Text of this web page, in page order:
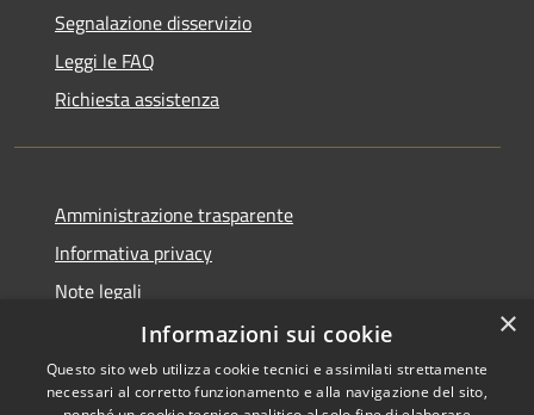
Segnalazione disservizio
Leggi le FAQ
Richiesta assistenza
Amministrazione trasparente
Informativa privacy
Note legali
Dichiarazione di accessibilità
×
Informazioni sui cookie
Questo sito web utilizza cookie tecnici e assimilati strettamente
necessari al corretto funzionamento e alla navigazione del sito,